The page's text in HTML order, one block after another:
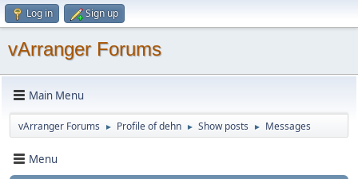
Log in Sign up
vArranger Forums
Main Menu
vArranger Forums ► Profile of dehn ► Show posts ► Messages
Menu